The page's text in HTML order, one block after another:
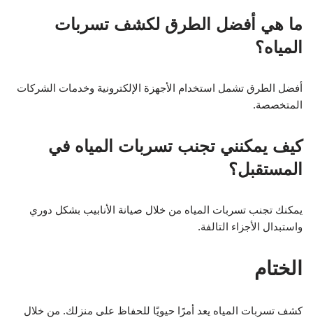
ما هي أفضل الطرق لكشف تسربات
المياه؟
أفضل الطرق تشمل استخدام الأجهزة الإلكترونية وخدمات الشركات
المتخصصة.
كيف يمكنني تجنب تسربات المياه في
المستقبل؟
يمكنك تجنب تسربات المياه من خلال صيانة الأنابيب بشكل دوري
واستبدال الأجزاء التالفة.
الختام
كشف تسربات المياه يعد أمرًا حيويًا للحفاظ على منزلك. من خلال